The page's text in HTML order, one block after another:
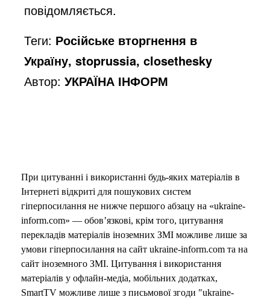
повідомляється.
Теги: Російське вторгнення в
Україну, stoprussia, closethesky
Автор:УКРАЇНА ІНФОРМ
При цитуванні і використанні будь-яких матеріалів в
Інтернеті відкриті для пошукових систем
гіперпосилання не нижче першого абзацу на «ukraine-
inform.com» — обов’язкові, крім того, цитування
перекладів матеріалів іноземних ЗМІ можливе лише за
умови гіперпосилання на сайт ukraine-inform.com та на
сайт іноземного ЗМІ. Цитування і використання
матеріалів у офлайн-медіа, мобільних додатках,
SmartTV можливе лише з письмової згоди "ukraine-